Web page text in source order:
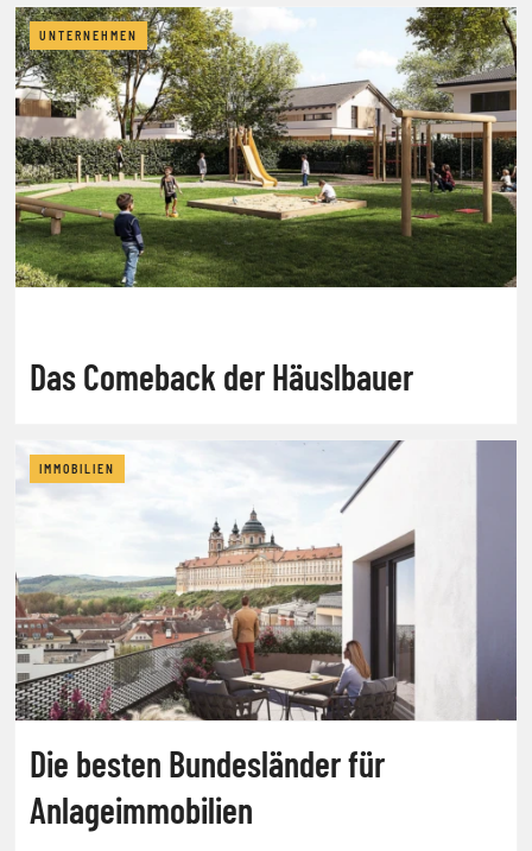
UNTERNEHMEN
Das Comeback der Häuslbauer
IMMOBILIEN
Die besten Bundesländer für
Anlageimmobilien